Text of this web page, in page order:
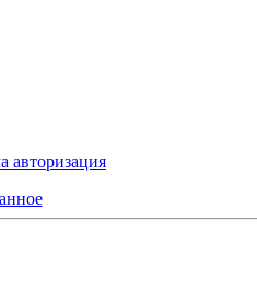
авторизация